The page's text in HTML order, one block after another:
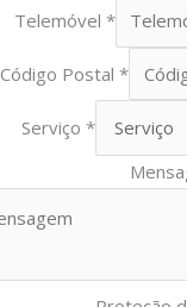
Telemóvel *
Código Postal*
Serviço *